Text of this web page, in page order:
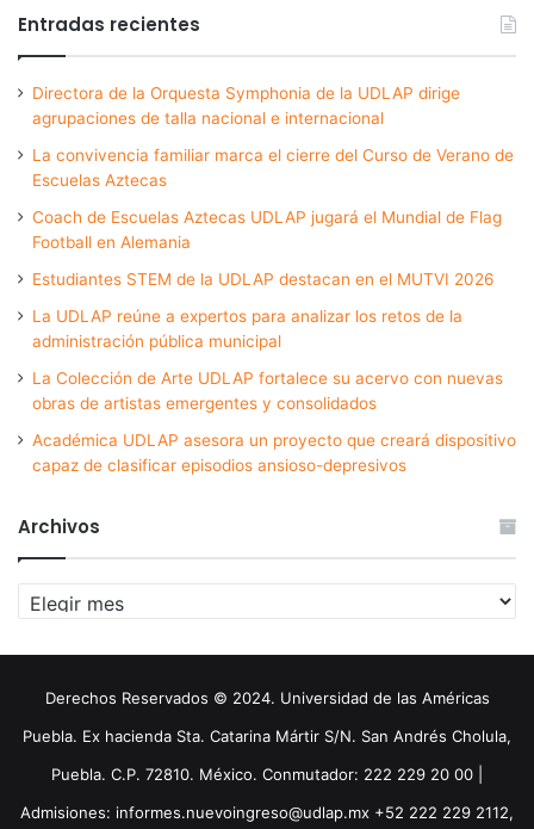
Entradas recientes
Directora de la Orquesta Symphonia de la UDLAP dirige
agrupaciones de talla nacional e internacional
La convivencia familiar marca el cierre del Curso de Verano de
Escuelas Aztecas
Coach de Escuelas Aztecas UDLAP jugará el Mundial de Flag
Football en Alemania
Estudiantes STEM de la UDLAP destacan en el MUTVI 2026
La UDLAP reúne a expertos para analizar los retos de la
administración pública municipal
La Colección de Arte UDLAP fortalece su acervo con nuevas
obras de artistas emergentes y consolidados
Académica UDLAP asesora un proyecto que creará dispositivo
capaz de clasificar episodios ansioso-depresivos
Archivos
Archivos
Derechos Reservados © 2024. Universidad de las Américas
Puebla. Ex hacienda Sta. Catarina Mártir S/N. San Andrés Cholula,
Puebla. C.P. 72810. México. Conmutador: 222 229 20 00 |
Admisiones: informes.nuevoingreso@udlap.mx +52 222 229 2112,